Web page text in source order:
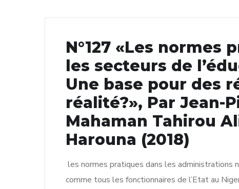
N°127 «Les normes
les secteurs de
Une base pour des
réalité?», Par Jean-
Mahaman Tahirou
Harouna (2018)
les normes pratiques dans les administrations
comme tous les fonctionnaires de l’Etat au